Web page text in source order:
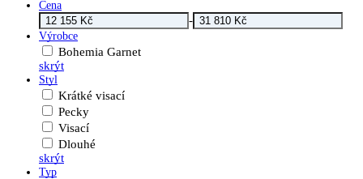
Cena
-
Výrobce
Bohemia Garnet
skrýt
Styl
Krátké visací
Pecky
Visací
Dlouhé
skrýt
Typ